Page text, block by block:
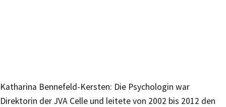
Katharina Bennefeld-Kersten: Die Psychologin war
Direktorin der JVA Celle und leitete von 2002 bis 2012 den